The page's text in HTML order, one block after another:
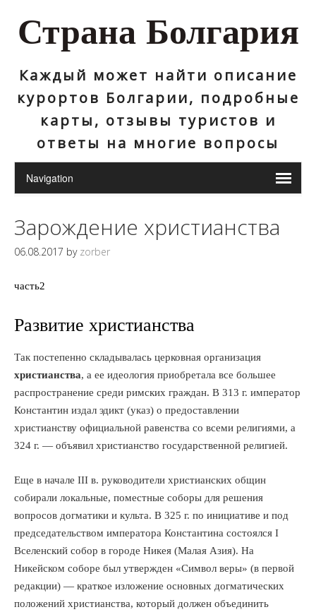
Страна Болгария
Каждый может найти описание
курортов Болгарии, подробные
карты, отзывы туристов и
ответы на многие вопросы
Зарождение христианства
06.08.2017 by zorber
часть2
Развитие христианства
Так постепенно складывалась церковная организация
христианства, а ее идеология приобретала все большее
распространение среди римских граждан. В 313 г. император
Константин издал эдикт (указ) о предоставлении
христианству официальной равенства со всеми религиями, а
324 г. — объявил христианство государственной религией.
Еще в начале III в. руководители христианских общин
собирали локальные, поместные соборы для решения
вопросов догматики и культа. В 325 г. по инициативе и под
председательством императора Константина состоялся I
Вселенский собор в городе Никея (Малая Азия). На
Никейском соборе был утвержден «Символ веры» (в первой
редакции) — краткое изложение основных догматических
положений христианства, который должен объединить